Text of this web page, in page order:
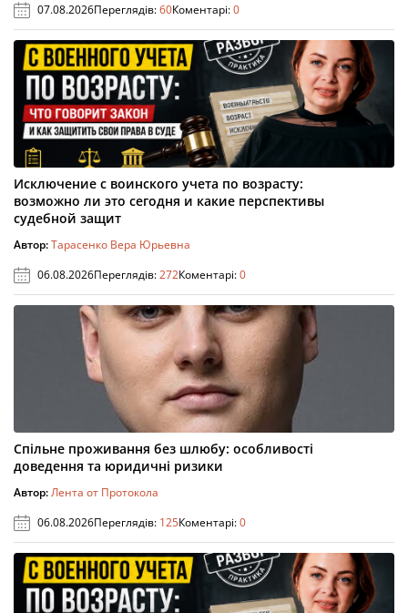
07.08.2026Переглядів:60Коментарі:0
Исключение с воинского учета по возрасту:
возможно ли это сегодня и какие перспективы
судебной защит
Автор:Тарасенко Вера Юрьевна
06.08.2026Переглядів:272Коментарі:0
Спільне проживання без шлюбу: особливості
доведення та юридичні ризики
Автор:Лента от Протокола
06.08.2026Переглядів: 125Коментарі:0